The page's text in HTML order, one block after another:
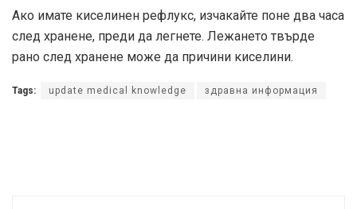
Ако имате киселинен рефлукс, изчакайте поне два часа
след хранене, преди да легнете. Лежането твърде
рано след хранене може да причини киселини.
Tags: update medical knowledge здравна информация